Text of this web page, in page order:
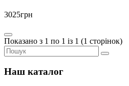
3025грн
Показано з 1 по 1 із 1 (1 сторінок)
Наш каталог